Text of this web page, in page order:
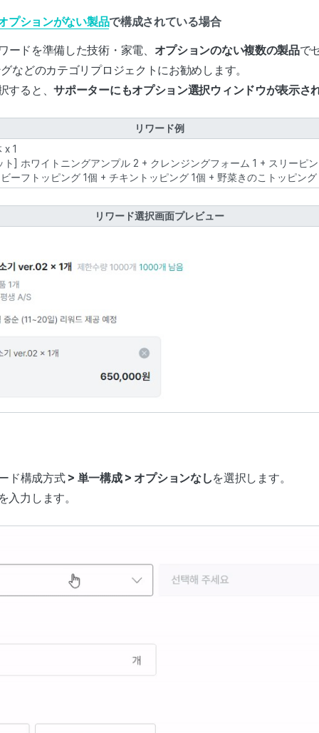
プションがない製品で構成されている場合
ードを準備した技術・家電、 オプションのない複数の製品で
などのカテゴリプロジェクトにお勧めします。
すると、サポーターにもオプション選択ウィンドウが表示さ
リワード例
x 1
] ホワイトニングアンプル 2 + クレンジングフォーム 1 + スリーピ
ーフトッピング 1個 + チキントッピング 1個 + 野菜きのこトッピング
リワード選択画面プレビュー
ド構成方式> 単一構成 > オプションなしを選択します。
入力します。